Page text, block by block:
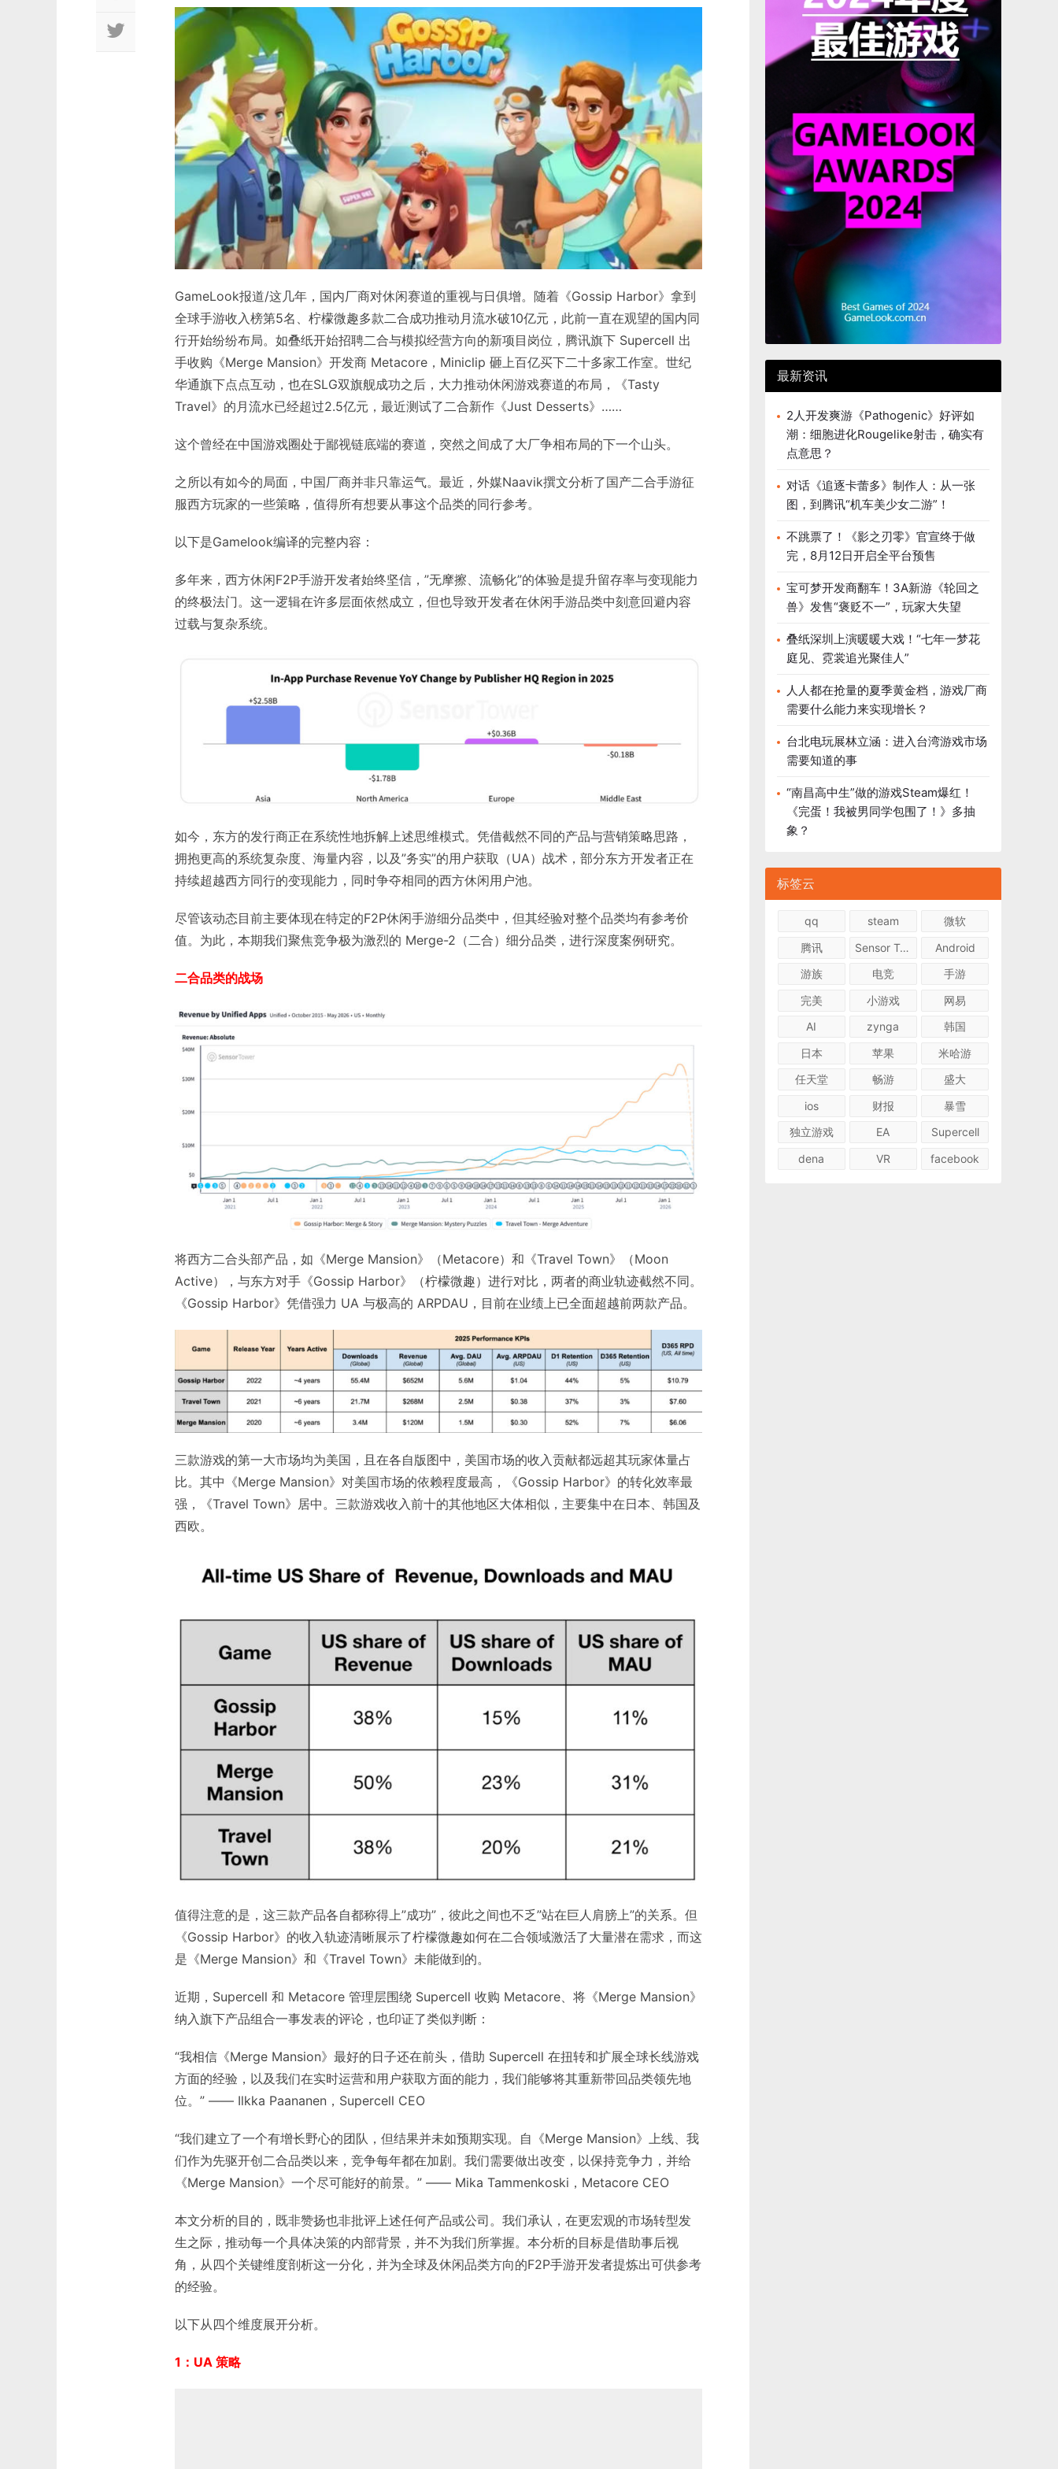
GameLook报道/这几年，国内厂商对休闲赛道的重视与日俱增。随着《Gossip Harbor》拿到
全球手游收入榜第5名、柠檬微趣多款二合成功推动月流水破10亿元，此前一直在观望的国内同
行开始纷纷布局。如叠纸开始招聘二合与模拟经营方向的新项目岗位，腾讯旗下 Supercell 出
手收购《Merge Mansion》开发商 Metacore，Miniclip 砸上百亿买下二十多家工作室。世纪
华通旗下点点互动，也在SLG双旗舰成功之后，大力推动休闲游戏赛道的布局，《Tasty
Travel》的月流水已经超过2.5亿元，最近测试了二合新作《Just Desserts》……
这个曾经在中国游戏圈处于鄙视链底端的赛道，突然之间成了大厂争相布局的下一个山头。
之所以有如今的局面，中国厂商并非只靠运气。最近，外媒Naavik撰文分析了国产二合手游征
服西方玩家的一些策略，值得所有想要从事这个品类的同行参考。
以下是Gamelook编译的完整内容：
多年来，西方休闲F2P手游开发者始终坚信，”无摩擦、流畅化”的体验是提升留存率与变现能力
的终极法门。这一逻辑在许多层面依然成立，但也导致开发者在休闲手游品类中刻意回避内容
过载与复杂系统。
如今，东方的发行商正在系统性地拆解上述思维模式。凭借截然不同的产品与营销策略思路，
拥抱更高的系统复杂度、海量内容，以及”务实”的用户获取（UA）战术，部分东方开发者正在
持续超越西方同行的变现能力，同时争夺相同的西方休闲用户池。
尽管该动态目前主要体现在特定的F2P休闲手游细分品类中，但其经验对整个品类均有参考价
值。为此，本期我们聚焦竞争极为激烈的 Merge-2（二合）细分品类，进行深度案例研究。
二合品类的战场
将西方二合头部产品，如《Merge Mansion》（Metacore）和《Travel Town》（Moon
Active），与东方对手《Gossip Harbor》（柠檬微趣）进行对比，两者的商业轨迹截然不同。
《Gossip Harbor》凭借强力 UA 与极高的 ARPDAU，目前在业绩上已全面超越前两款产品。
三款游戏的第一大市场均为美国，且在各自版图中，美国市场的收入贡献都远超其玩家体量占
比。其中《Merge Mansion》对美国市场的依赖程度最高，《Gossip Harbor》的转化效率最
强，《Travel Town》居中。三款游戏收入前十的其他地区大体相似，主要集中在日本、韩国及
西欧。
值得注意的是，这三款产品各自都称得上”成功”，彼此之间也不乏”站在巨人肩膀上”的关系。但
《Gossip Harbor》的收入轨迹清晰展示了柠檬微趣如何在二合领域激活了大量潜在需求，而这
是《Merge Mansion》和《Travel Town》未能做到的。
近期，Supercell 和 Metacore 管理层围绕 Supercell 收购 Metacore、将《Merge Mansion》
纳入旗下产品组合一事发表的评论，也印证了类似判断：
“我相信《Merge Mansion》最好的日子还在前头，借助 Supercell 在扭转和扩展全球长线游戏
方面的经验，以及我们在实时运营和用户获取方面的能力，我们能够将其重新带回品类领先地
位。” —— Ilkka Paananen，Supercell CEO
“我们建立了一个有增长野心的团队，但结果并未如预期实现。自《Merge Mansion》上线、我
们作为先驱开创二合品类以来，竞争每年都在加剧。我们需要做出改变，以保持竞争力，并给
《Merge Mansion》一个尽可能好的前景。” —— Mika Tammenkoski，Metacore CEO
本文分析的目的，既非赞扬也非批评上述任何产品或公司。我们承认，在更宏观的市场转型发
生之际，推动每一个具体决策的内部背景，并不为我们所掌握。本分析的目标是借助事后视
角，从四个关键维度剖析这一分化，并为全球及休闲品类方向的F2P手游开发者提炼出可供参考
的经验。
以下从四个维度展开分析。
1：UA 策略
最新资讯
2人开发爽游《Pathogenic》好评如
潮：细胞进化Rougelike射击，确实有
点意思？
对话《追逐卡蕾多》制作人：从一张
图，到腾讯“机车美少女二游”！
不跳票了！《影之刃零》官宣终于做
完，8月12日开启全平台预售
宝可梦开发商翻车！3A新游《轮回之
兽》发售“褒贬不一”，玩家大失望
叠纸深圳上演暖暖大戏！“七年一梦花
庭见、霓裳追光聚佳人”
人人都在抢量的夏季黄金档，游戏厂商
需要什么能力来实现增长？
台北电玩展林立涵：进入台湾游戏市场
需要知道的事
“南昌高中生”做的游戏Steam爆红！
《完蛋！我被男同学包围了！》多抽
象？
标签云
qq steam
微软
腾讯
Sensor Tower
Android
游族
电竞
手游
完美
小游戏
网易
AI
zynga
韩国
日本
苹果
米哈游
任天堂
畅游
盛大
ios
财报
暴雪
独立游戏
EA
Supercell
dena
VR facebook